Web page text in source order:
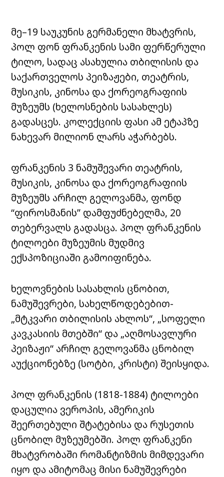
მე–19 საუკუნის გერმანელი მხატვრის,
პოლ ფონ ფრანკენის სამი ფერწერული
ტილო, სადაც ასახულია თბილისის და
საქართველოს პეიზაჟები, თეატრის,
მუსიკის, კინოსა და ქორეოგრაფიის
მუზეუმს (ხელოსნების სასახლეს)
გადასცეს. კოლექციის ფასი ამ ეტაპზე
ნახევარ მილიონ ლარს აჭარბებს.
ფრანკენის 3 ნამუშევარი თეატრის,
მუსიკის, კინოსა და ქორეოგრაფიის
მუზეუმს არჩილ გელოვანმა, ფონდ
“ფიროსმანის” დამფუძნებელმა, 20
თებერვალს გადასცა. პოლ ფრანკენის
ტილოები მუზეუმის მუდმივ
ექსპოზიციაში გამოიფინება.
ხელოვნების სასახლის ცნობით,
ნამუშევრები, სახელწოდებებით-
„მტკვარი თბილისის ახლოს“, „სოფელი
კავკასიის მთებში“ და „აღმოსავლური
პეიზაჟი“ არჩილ გელოვანმა ცნობილ
აუქციონებზე (სოტბი, კრისტი) შეისყიდა.
პოლ ფრანკენის (1818-1884) ტილოები
დაცულია ვეროპის, ამერიკის
შეერთებული შტატებისა და რუსეთის
ცნობილ მუზეუმებში. პოლ ფრანკენი
მხატვრობაში რომანტიზმის მიმდევარი
იყო და ამიტომაც მისი ნამუშევრები